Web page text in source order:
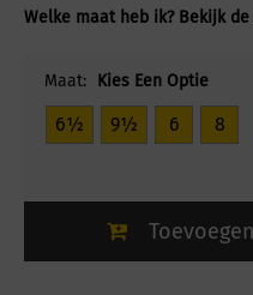
Welke maat heb ik? Bekijk de
Maat: Kies Een Optie
6½ 9½ 6 8